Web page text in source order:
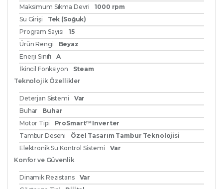
Maksimum Sıkma Devri
1000 rpm
Su Girişi
Tek (Soğuk)
Program Sayısı
15
Ürün Rengi
Beyaz
Enerji Sınıfı
A
İkincil Fonksiyon
Steam
Teknolojik Özellikler
Deterjan Sistemi
Var
Buhar
Buhar
Motor Tipi
ProSmart™Inverter
Tambur Deseni
Özel Tasarım Tambur Teknolojisi
Elektronik Su Kontrol Sistemi
Var
Konfor ve Güvenlik
Dinamik Rezistans
Var